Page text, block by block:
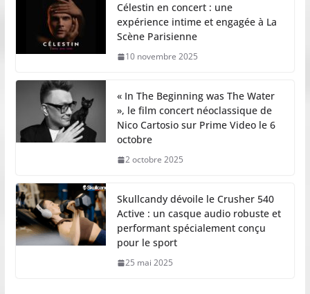
Célestin en concert : une
expérience intime et engagée à La
Scène Parisienne
10 novembre 2025
« In The Beginning was The Water
», le film concert néoclassique de
Nico Cartosio sur Prime Video le 6
octobre
2 octobre 2025
Skullcandy dévoile le Crusher 540
Active : un casque audio robuste et
performant spécialement conçu
pour le sport
25 mai 2025